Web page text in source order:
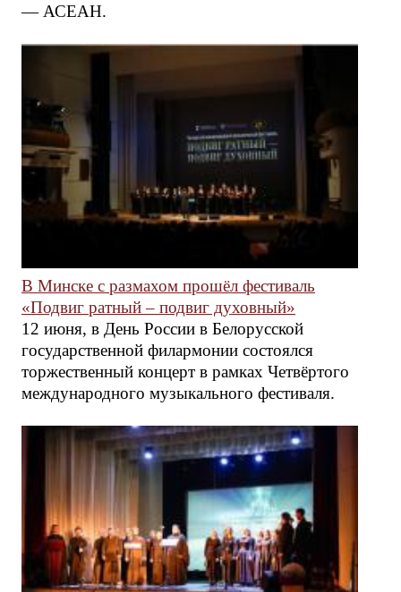
— АСЕАН.
В Минске с размахом прошёл фестиваль
«Подвиг ратный – подвиг духовный»
12 июня, в День России в Белорусской
государственной филармонии состоялся
торжественный концерт в рамках Четвёртого
международного музыкального фестиваля.